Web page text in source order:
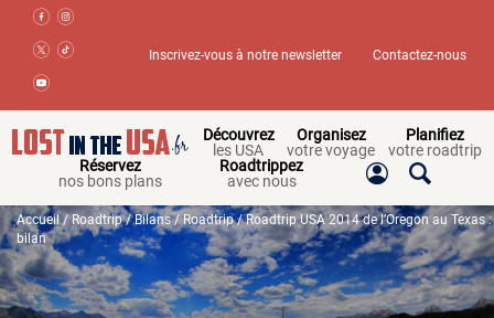
Inscrivez-vous à notre newsletter Contactez-nous
Découvrez
les USA
Organisez
votre voyage
Planifiez
votre roadtrip
Réservez
nos bons plans
Roadtrippez
avec nous
Accueil/Roadtrip/Bilans/ Roadtrip/ Roadtrip USA 2014 de l’Oregon au Texas :
bilan